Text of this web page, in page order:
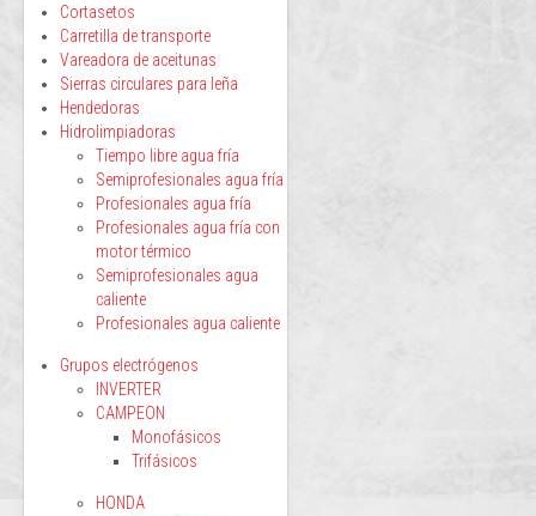
Cortasetos
Carretilla de transporte
Vareadora de aceitunas
Sierras circulares para leña
Hendedoras
Hidrolimpiadoras
Tiempo libre agua fría
Semiprofesionales agua fría
Profesionales agua fría
Profesionales agua fría con
motor térmico
Semiprofesionales agua
caliente
Profesionales agua caliente
Grupos electrógenos
INVERTER
CAMPEON
Monofásicos
Trifásicos
HONDA